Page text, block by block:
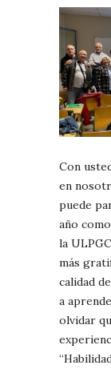
Con
en
puede
año
la
más
calidad
a
olvidar